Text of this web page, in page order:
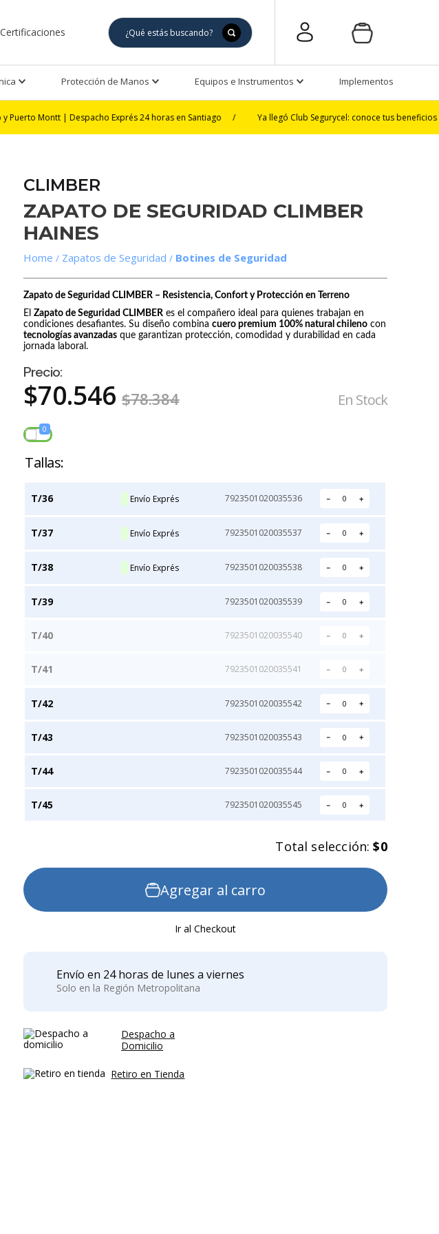
Certificaciones
Protección de Manos Equipos e Instrumentos Implementos de
| Despacho Exprés 24 horas en Santiago / Ya llegó Club Segurycel: conoce tus beneficios / 3 y
LENTE DE
X IX10
Precio:
$1.554$1.700
GUANTE IGX 500
CLIMBER
ZAPATO DE SEGURIDAD CLIMBER
HAINES
Zapatos de Seguridad Botines de Seguridad
Zapato de Seguridad CLIMBER – Resistencia, Confort y Protección en Terreno
ElZapato de Seguridad CLIMBER es el compañero ideal para quienes trabajan en
condiciones desafiantes. Su diseño combinacuero premium 100% natural chileno con
tecnologías avanzadas que garantizan protección, comodidad y durabilidad en cada
jornada laboral.
Precio:
$70.546 $78.384 En Stock
0
T/36 Envío Exprés 7923501020035536 ＋
－
T/37 Envío Exprés 7923501020035537 ＋
－
T/38 Envío Exprés 7923501020035538 ＋
－
T/39 7923501020035539 ＋
－
T/40 7923501020035540 ＋
－
T/41 7923501020035541 ＋
－
T/42 7923501020035542 ＋
－
T/43 7923501020035543 ＋
－
T/44 7923501020035544 ＋
－
T/45 7923501020035545 ＋
－
Total selección: $0
Agregar al carro
Ir al Checkout
Envío en 24 horas de lunes a viernes
Solo en la Región Metropolitana
Despacho a
Domicilio
Retiro en Tienda